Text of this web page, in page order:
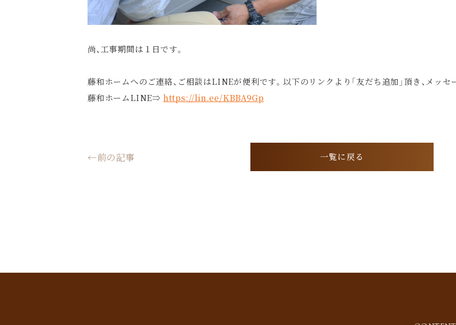
尚、工事期間は１日です。
藤和ホームへのご連絡、ご相談はLINEが便利です。以下のリンクより「友だち追加」頂き、メッセ
藤和ホームLINE⇒ https://lin.ee/KBBA9Gp
一覧に戻る
←前の記事